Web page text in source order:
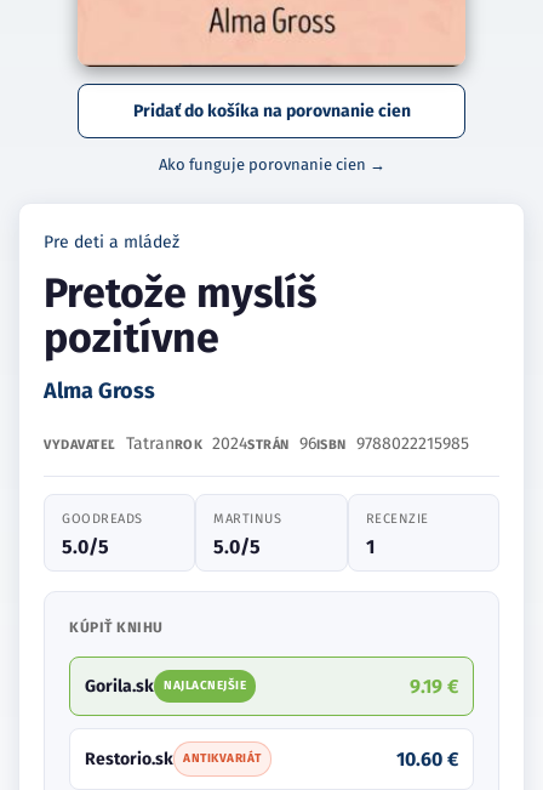
Pridať do košíka na porovnanie cien
Ako funguje porovnanie cien →
Pre deti a mládež
Pretože myslíš
pozitívne
Alma Gross
VYDAVATEĽ TatranROK 2024STRÁN 96ISBN 9788022215985
GOODREADS
5.0/5
MARTINUS
5.0/5
RECENZIE
1
KÚPIŤ KNIHU
Gorila.sk NAJLACNEJŠIE 9.19 €
Restorio.sk ANTIKVARIÁT 10.60 €